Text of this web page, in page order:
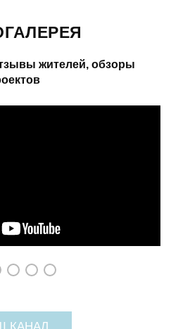
жителей, обзоры